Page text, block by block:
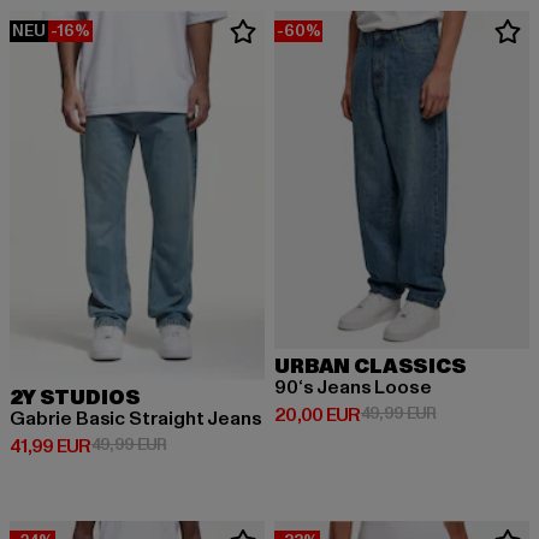
NEU -16%
2Y STUDIOS
Gabrie Basic Straight Jeans
41,99 EUR
Derzeitiger Preis: 41,99 EUR
49,99 EURAktionspreis: 49,99 EUR
-60%
URBAN CLASSICS
90‘s Jeans Loose
20,00 EUR
Derzeitiger Preis: 20,00 EUR
49,99 EURAktionspreis: